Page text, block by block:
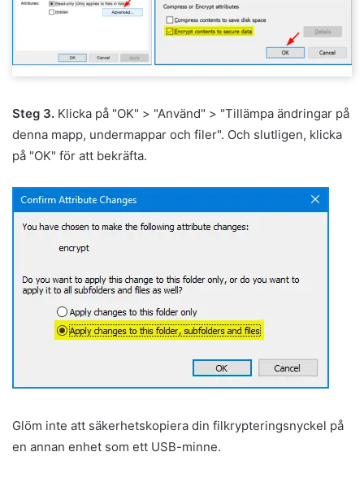
Steg 3. Klicka på "OK" > "Använd" > "Tillämpa ändringar på
denna mapp, undermappar och filer". Och slutligen, klicka
på "OK" för att bekräfta.
Glöm inte att säkerhetskopiera din filkrypteringsnyckel på
en annan enhet som ett USB-minne.